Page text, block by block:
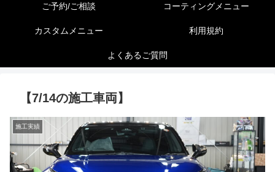
ご予約/ご相談 コーティングメニュー
カスタムメニュー 利用規約
よくあるご質問
【7/14の施工車両】
施工実績